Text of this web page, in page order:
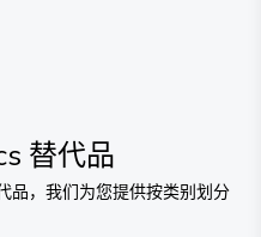
替代品
品，我们为您提供按类别划分